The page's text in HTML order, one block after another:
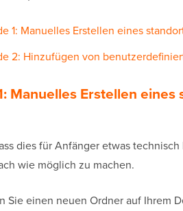
1: Manuelles Erstellen eines
2: Hinzufügen von
Manuelles Erstellen
dies für Anfänger etwas
wie möglich zu machen.
Sie einen neuen Ordner auf Ihrem